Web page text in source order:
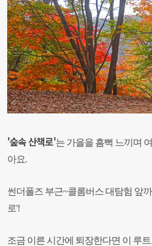
'숲속 산책로'는 가을을 흠뻑 느끼며
아요.
썬더폴즈 부근~콜롬버스 대탐험 앞
로'!
조금 이른 시간에 퇴장한다면 이 루